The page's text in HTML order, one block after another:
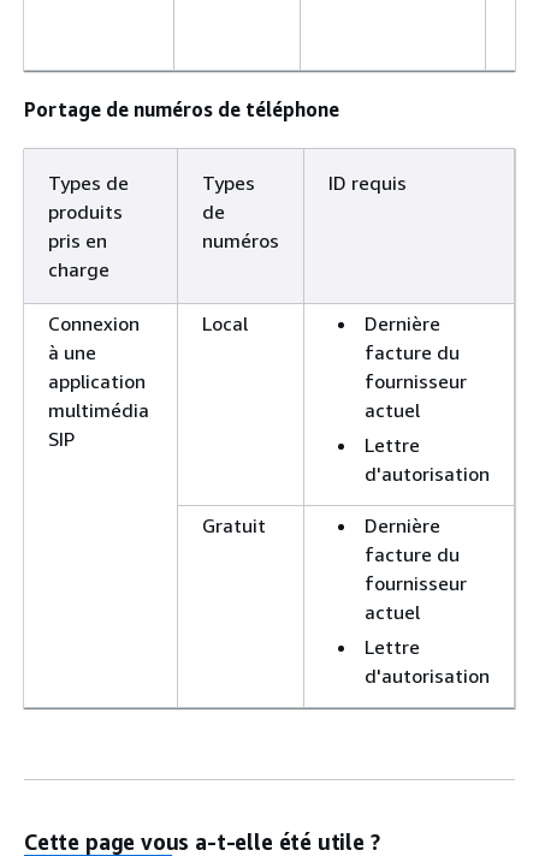
Portage de numéros de téléphone
Types de
produits
pris en
charge
Types
de
numéros
ID requis
Connexion
à une
application
multimédia
SIP
Local
Dernière
facture du
fournisseur
actuel
Lettre
d'autorisation
Gratuit
Dernière
facture du
fournisseur
actuel
Lettre
d'autorisation
Cette page vous a-t-elle été utile ?